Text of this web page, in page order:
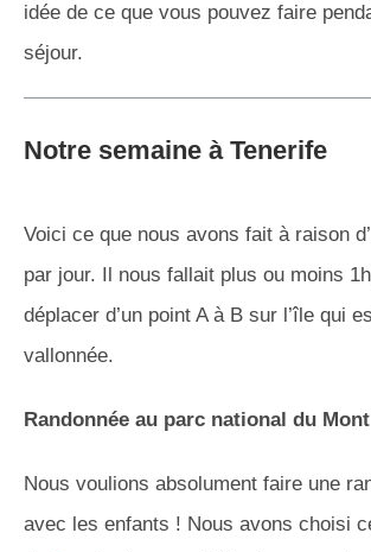
idée de ce que vous pouvez faire
séjour.
Notre semaine à Tenerife
Voici ce que nous avons fait à raison
par jour. Il nous fallait plus ou moins
déplacer d’un point A à B sur l’île qui
vallonnée.
Randonnée au parc national du
Nous voulions absolument faire une
avec les enfants ! Nous avons choisi